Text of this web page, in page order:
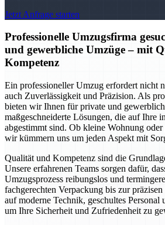
Jetzt Anfrage starten
Professionelle Umzugsfirma
und gewerbliche Umzüge – mit
Kompetenz
Ein professioneller Umzug erfordert nicht
auch Zuverlässigkeit und Präzision. Als
bieten wir Ihnen für private und
maßgeschneiderte Lösungen, die auf Ihre
abgestimmt sind. Ob kleine Wohnung
wir kümmern uns um jeden Aspekt mit
Qualität und Kompetenz sind die
Unsere erfahrenen Teams sorgen dafür,
Umzugsprozess reibungslos und
fachgerechten Verpackung bis zur
auf moderne Technik, geschultes Personal
um Ihre Sicherheit und Zufriedenheit zu